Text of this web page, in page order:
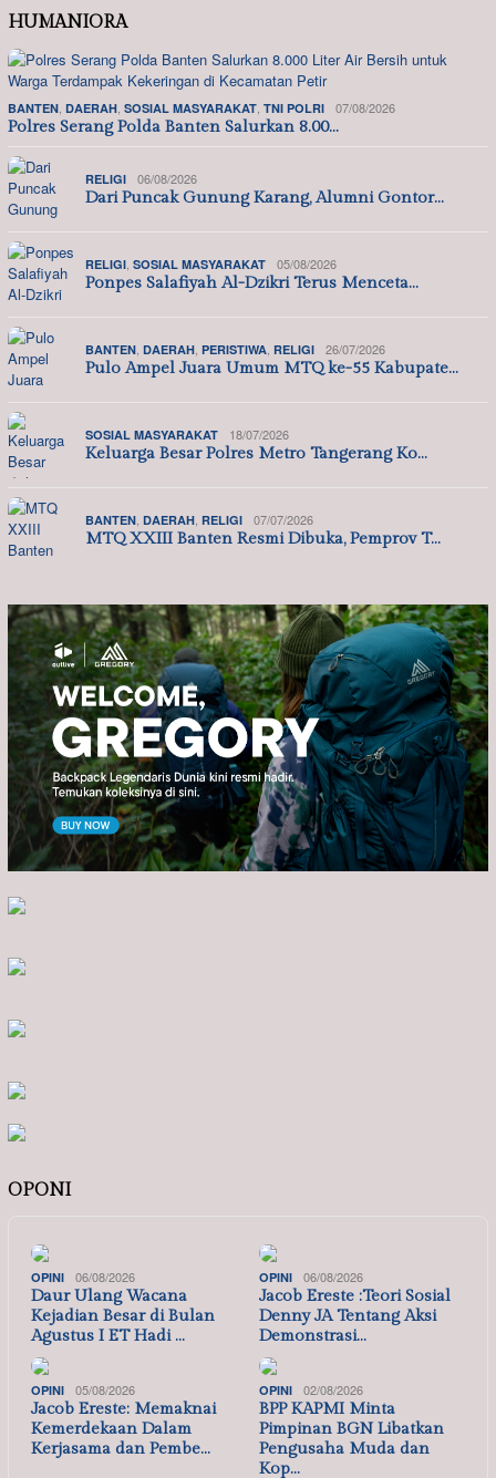
HUMANIORA
BANTEN DAERAH SOSIAL MASYARAKAT TNI POLRI 07/08/2026
Polres Serang Polda Banten Salurkan 8.00…
RELIGI 06/08/2026
Dari Puncak Gunung Karang, Alumni Gontor…
RELIGI SOSIAL MASYARAKAT 05/08/2026
Ponpes Salafiyah Al-Dzikri Terus Menceta…
BANTEN DAERAH PERISTIWA RELIGI 26/07/2026
Pulo Ampel Juara Umum MTQ ke-55 Kabupate…
SOSIAL MASYARAKAT 18/07/2026
Keluarga Besar Polres Metro Tangerang Ko…
BANTEN DAERAH RELIGI 07/07/2026
MTQ XXIII Banten Resmi Dibuka, Pemprov T…
OPONI
OPINI 06/08/2026
Daur Ulang Wacana
Kejadian Besar di Bulan
Agustus I ET Hadi …
OPINI 06/08/2026
Jacob Ereste :Teori Sosial
Denny JA Tentang Aksi
Demonstrasi…
OPINI 05/08/2026
Jacob Ereste: Memaknai
Kemerdekaan Dalam
Kerjasama dan Pembe…
OPINI 02/08/2026
BPP KAPMI Minta
Pimpinan BGN Libatkan
Pengusaha Muda dan
Kop…